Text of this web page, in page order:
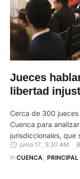
Jueces
libertad
Cerca de 300
Cuenca para
jurisdiccionales, que
proteger los
embargo,
junio 17, 5:30 AM
In CUENCA PRINCIPAL